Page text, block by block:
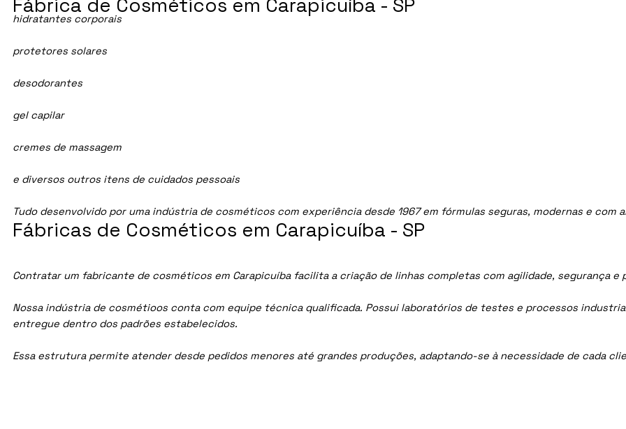
hidratantes corporais
protetores solares
desodorantes
gel capilar
cremes de massagem
e diversos outros itens de cuidados pessoais
Tudo desenvolvido por uma indústria de cosméticos com experiência desde 1967 em fórmulas seguras, modernas e com
Contratar um fabricante de cosméticos em Carapicuíba facilita a criação de linhas completas com agilidade, segurança e
Nossa indústria de cosmétioos conta com equipe técnica qualificada. Possui laboratórios de testes e processos
entregue dentro dos padrões estabelecidos.
Essa estrutura permite atender desde pedidos menores até grandes produções, adaptando-se à necessidade de cada
Fábrica de Cosméticos em Carapicuíba - SP
Fábricas de Cosméticos em Carapicuíba - SP